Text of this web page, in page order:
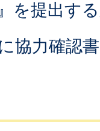
を提出す
協力確認